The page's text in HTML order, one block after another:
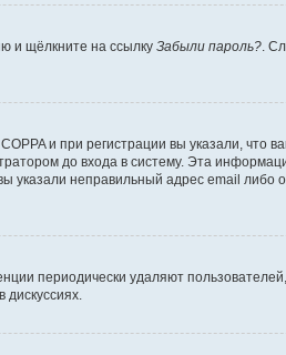
и щёлкните на ссылку Забыли пароль? .
и при регистрации вы указали, что
до входа в систему. Эта
неправильный адрес email либо
периодически удаляют